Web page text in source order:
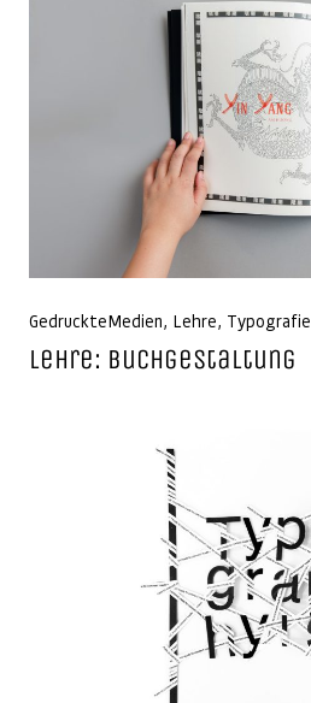
GedruckteMedien Lehre Typografie
Lehre: Buchgestaltung